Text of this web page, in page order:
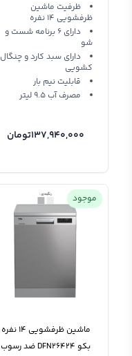
ظرفیت ماشین
ظرفشویی 14 نفره
دارای 6 برنامه شست و
شو
دارای سبد کارد و چنگال
کشویی
قابلیت نیم بار
مصرف آب 9.5 لیتر
137,940,000تومان
موجود
ماشین ظرفشویی 14 نفره
بکو DFN26424 ضد رسوب